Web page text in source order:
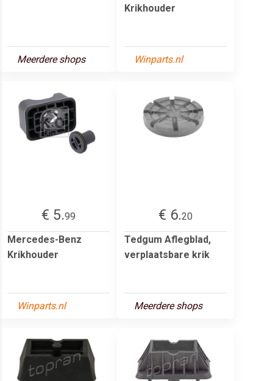
Meerdere shops
Krikhouder
Winparts.nl
€ 5.99
Mercedes-Benz
Krikhouder
Winparts.nl
€ 6.20
Tedgum Aflegblad,
verplaatsbare krik
Meerdere shops